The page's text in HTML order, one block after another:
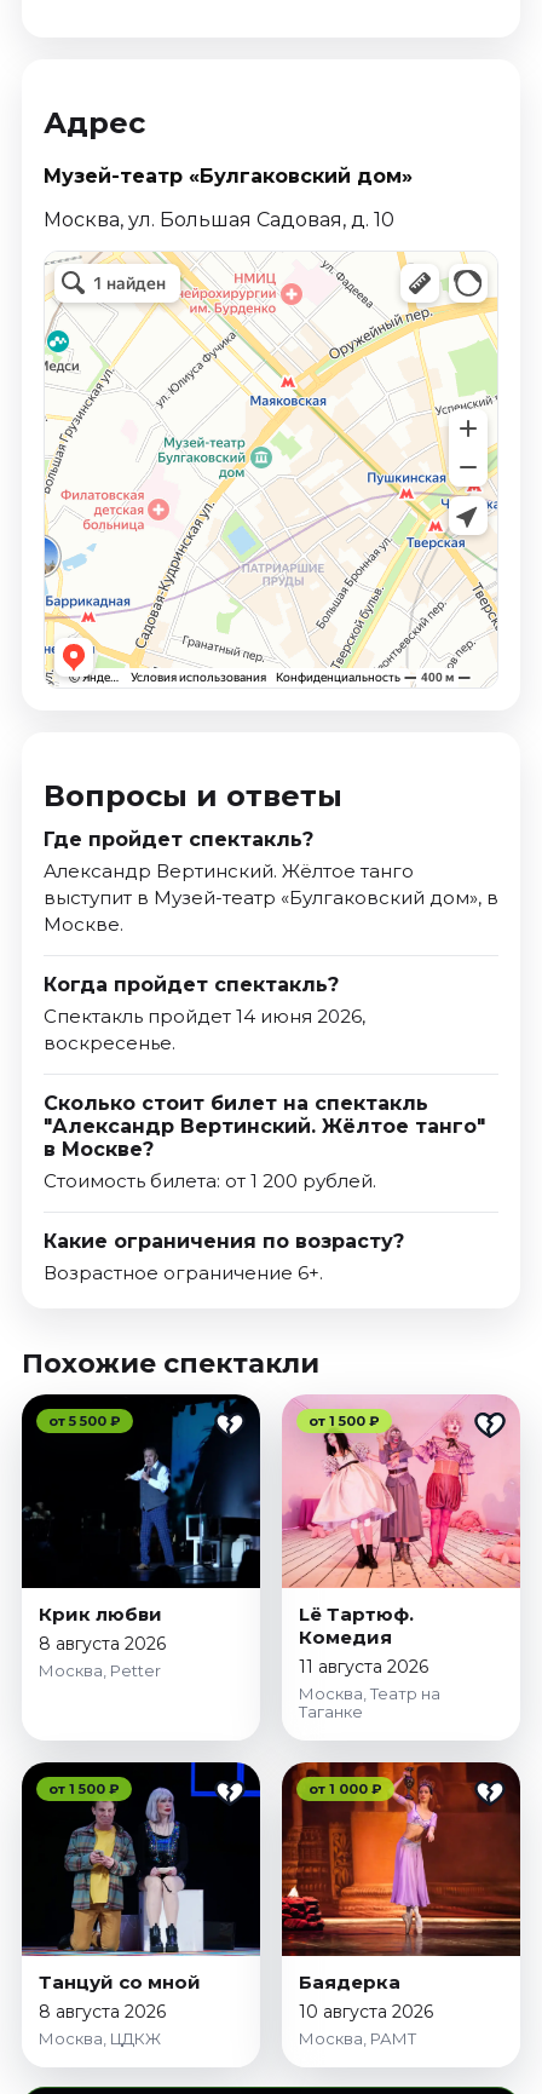
Адрес
Музей-театр «Булгаковский дом»
Москва, ул. Большая Садовая, д. 10
Вопросы и ответы
Где пройдет спектакль?
Александр Вертинский. Жёлтое танго
выступит в Музей-театр «Булгаковский дом», в
Москве.
Когда пройдет спектакль?
Спектакль пройдет 14 июня 2026,
воскресенье.
Сколько стоит билет на спектакль
"Александр Вертинский. Жёлтое танго"
в Москве?
Стоимость билета: от 1 200 рублей.
Какие ограничения по возрасту?
Возрастное ограничение 6+.
Похожие спектакли
от 5 500 ₽
Крик любви
8 августа 2026
Москва, Petter
от 1 500 ₽
Lё Тартюф.
Комедия
11 августа 2026
Москва, Театр на
Таганке
от 1 500 ₽
Танцуй со мной
8 августа 2026
Москва, ЦДКЖ
от 1 000 ₽
Баядерка
10 августа 2026
Москва, РАМТ